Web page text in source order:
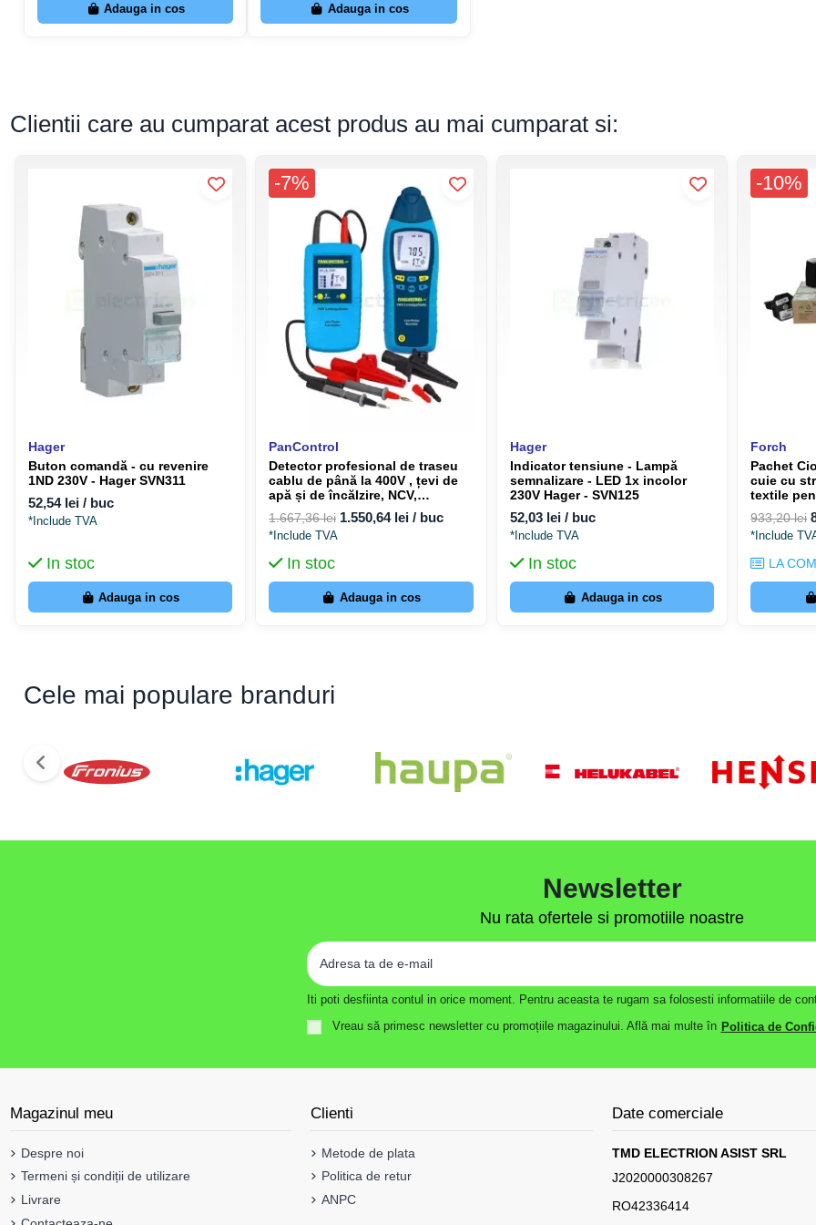
Adauga in cos Adauga in cos
Clientii care au cumparat acest produs au mai cumparat si:
Hager
Buton comandă - cu revenire
1ND 230V - Hager SVN311
52,54 lei / buc
*Include TVA
In stoc
Adauga in cos
-7%
PanControl
Detector profesional de traseu
cablu de până la 400V , țevi de
apă și de încălzire, NCV,
Pancontrol Leitungsfinder
1.667,36 lei 1.550,64 lei / buc
*Include TVA
In stoc
Adauga in cos
Hager
Indicator tensiune - Lampă
semnalizare - LED 1x incolor
230V Hager - SVN125
52,03 lei / buc
*Include TVA
In stoc
Adauga in cos
-10%
Forch
Pachet
cuie cu
textile
electrice
933,20 lei
*Include
LA
Cele mai populare branduri
Newsletter
Nu rata ofertele si promotiile noastre
Iti poti desfiinta contul in orice moment. Pentru aceasta te rugam sa folosesti informatiile de
Vreau să primesc newsletter cu promoțiile magazinului. Află mai multe în Politica de
Magazinul meu
Despre noi
Termeni și condiții de utilizare
Livrare
Clienti
Metode de plata
Politica de retur
ANPC
Date comerciale
TMD ELECTRION ASIST SRL
J2020000308267
RO42336414